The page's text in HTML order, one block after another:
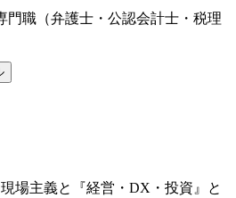
門職（弁護士・公認会計士・税理
場主義と『経営・DX・投資』と